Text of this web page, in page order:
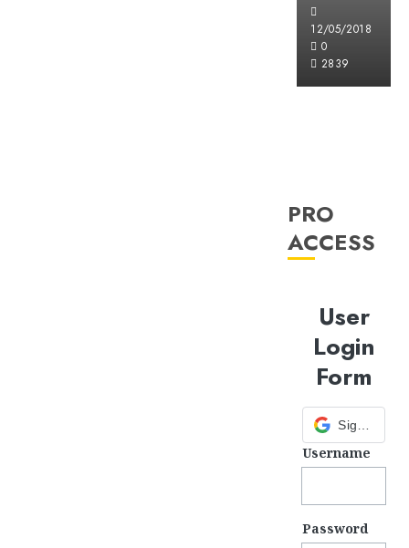
12/05/2018
0
2839
PRO
ACCESS
User
Login
Form
Username
Password